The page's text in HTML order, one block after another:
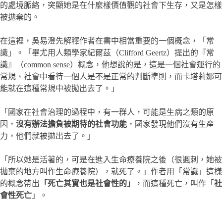
的處境脈絡，突顯她是在什麼樣價值觀的社會下生存，又是怎樣
被拋棄的。
在這裡，吳易澄先解釋作者在書中相當重要的一個概念，「常
識」。「畢尤用人類學家紀爾茲（Clifford Geertz）提出的『常
識』（common sense）概念，他想說的是，這是一個社會運行的
常規、社會中看待一個人是不是正常的判斷準則，而卡塔莉娜可
能就在這種常規中被拋出去了。」
「國家在社會治理的過程中，有一群人，可能是生病之類的原
因， 沒有辦法擔負被期待的社會功能 ，國家發現他們沒有生產
力，他們就被拋出去了。」
「所以她是活著的，可是在進入生命療養院之後（很諷刺，她被
拋棄的地方叫作生命療養院），就死了。」作者用「常識」這樣
的概念帶出 「死亡其實也是社會性的」 ，而這種死亡，叫作「 社
會性死亡 」。